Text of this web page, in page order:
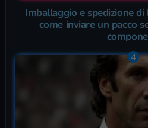
Imballaggio e spedizione
come inviare un pacco